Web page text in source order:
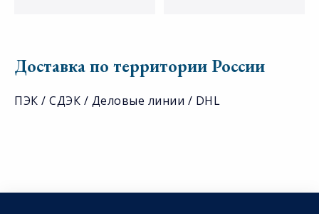
Доставка по территории России
ПЭК / СДЭК / Деловые линии / DHL